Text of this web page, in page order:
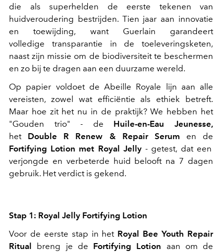
die als superhelden de eerste tekenen van
huidveroudering bestrijden. Tien jaar aan innovatie
en toewijding, want Guerlain garandeert
volledige transparantie in de toeleveringsketen,
naast zijn missie om de biodiversiteit te beschermen
en zo bij te dragen aan een duurzame wereld.
Op papier voldoet de Abeille Royale lijn aan alle
vereisten, zowel wat efficiëntie als ethiek betreft.
Maar hoe zit het nu in de praktijk? We hebben het
"Gouden trio" - de Huile-en-Eau Jeunesse,
het Double R Renew & Repair Serum en de
Fortifying Lotion met Royal Jelly- getest, dat een
verjongde en verbeterde huid belooft na 7 dagen
gebruik. Het verdict is gekend.
Stap 1: Royal Jelly Fortifying Lotion
Voor de eerste stap in het Royal Bee Youth Repair
Ritual breng je de Fortifying Lotion aan om de